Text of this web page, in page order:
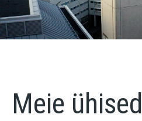
Meie ühised